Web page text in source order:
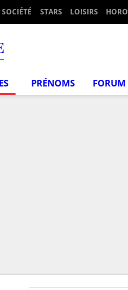
SOCIÉTÉ STARS LOISIRS
PRÉNOMS